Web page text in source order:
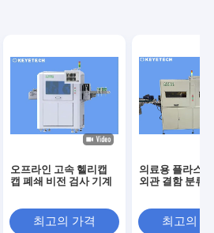
오프라인 고속 헬리캡
캡 폐쇄 비전 검사 기계
최고의 가격
의료용 플라스
외관 결함 분류
최고의